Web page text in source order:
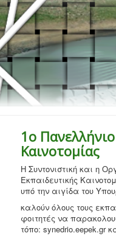
1ο
Καινοτομίας
Η Συντονιστική και η
Εκπαιδευτικής
υπό την αιγίδα του
καλούν όλους τους
φοιτητές να
τόπο: synedrio.eepek.gr